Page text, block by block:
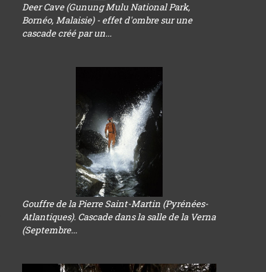
Deer Cave (Gunung Mulu National Park,
Bornéo, Malaisie) - effet d'ombre sur une
cascade créé par un...
Gouffre de la Pierre Saint-Martin (Pyrénées-
Atlantiques). Cascade dans la salle de la Verna
(Septembre...